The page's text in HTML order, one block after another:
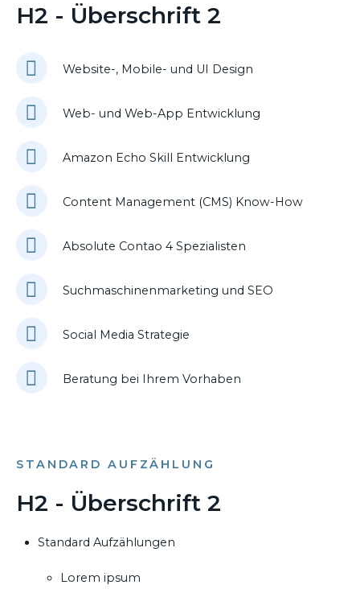
H2 - Überschrift 2
Website-, Mobile- und UI Design
Web- und Web-App Entwicklung
Amazon Echo Skill Entwicklung
Content Management (CMS) Know-How
Absolute Contao 4 Spezialisten
Suchmaschinenmarketing und SEO
Social Media Strategie
Beratung bei Ihrem Vorhaben
STANDARD AUFZÄHLUNG
H2 - Überschrift 2
Standard Aufzählungen
Lorem ipsum